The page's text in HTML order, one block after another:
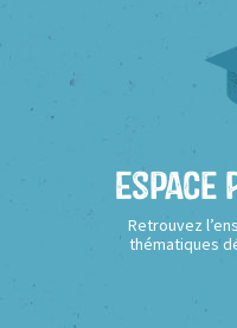
Espace
Retrouvez
thématiques